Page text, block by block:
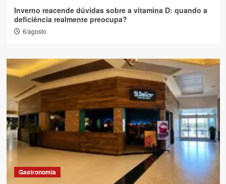
Inverno reacende dúvidas sobre a vitamina D: quando a
deficiência realmente preocupa?
6/agosto
Gastronomia